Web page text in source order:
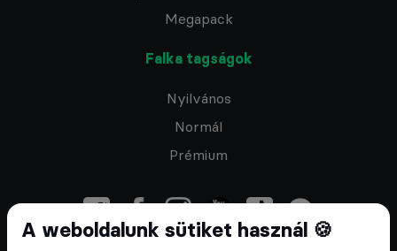
A weboldalunk sütiket használ 🍪
Megapack
Falka tagságok
Nyilvános
Normál
Prémium